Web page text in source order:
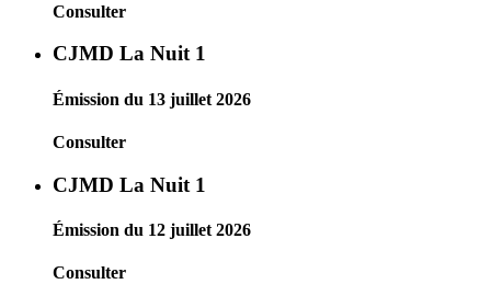
Consulter
CJMD La Nuit 1
Émission du 13 juillet 2026
Consulter
CJMD La Nuit 1
Émission du 12 juillet 2026
Consulter